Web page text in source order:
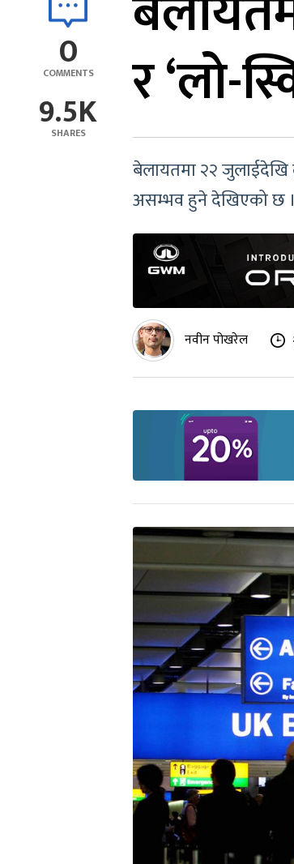
0
COMMENTS
9.5K
SHARES
र ‘लो-
बेलायतमा २२ जुलाईदेखि
असम्भव हुने देखिएको छ ।
नवीन पोखरेल